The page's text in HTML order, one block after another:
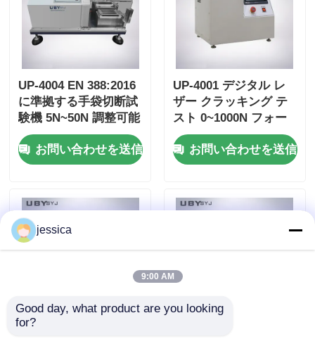
UP-4004 EN 388:2016
に準拠する手袋切断試
験機 5N~50N 調整可能
な負荷と精密圧感セン
サーお問い合わせを送信
UP-4001 デジタル レ
ザー クラッキング テ
スト 0~1000N フォー
ス 範囲 Φ6.35mm ス
チール ボール と ± 1%
フォース 正確性 レザ
お問い合わせを送信
jessica
9:00 AM
Good day, what product are you looking
for?